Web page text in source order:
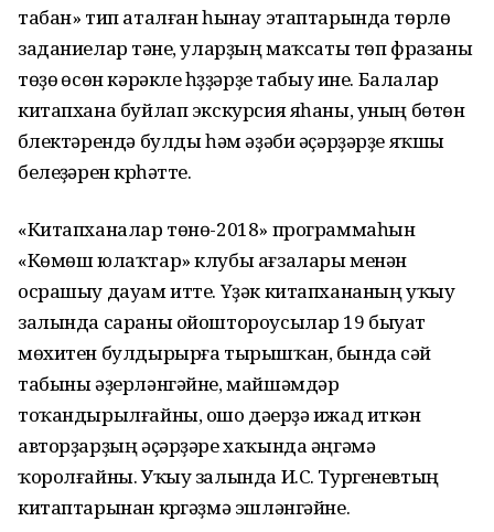
табан» тип аталған һынау этаптарында төрлө
заданиелар үтәне, уларҙың маҡсаты төп фразаны
төҙөү өсөн кәрәкле һүҙҙәрҙе табыу ине. Балалар
китапхана буйлап экскурсия яһаны, уның бөтөн
бүлектәрендә булды һәм әҙәби әҫәрҙәрҙе яҡшы
белеүҙәрен күрһәтте.
«Китапханалар төнө-2018» программаһын
«Көмөш юлаҡтар» клубы ағзалары менән
осрашыу дауам итте. Үҙәк китапхананың уҡыу
залында сараны ойоштороусылар 19 быуат
мөхитен булдырырға тырышҡан, бында сәй
табыны әҙерләнгәйне, майшәмдәр
тоҡандырылғайны, ошо дәүерҙә ижад иткән
авторҙарҙың әҫәрҙәре хаҡында әңгәмә
ҡоролғайны. Уҡыу залында И.С. Тургеневтың
китаптарынан күргәҙмә эшләнгәйне.